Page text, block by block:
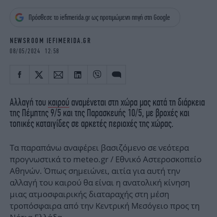
OSCARS
THE OCEAN
Πρόσθεσε το iefimerida.gr ως προτιμώμενη πηγή στη Google
NEWSROOM IEFIMERIDA.GR
08/05/2024 12:58
Αλλαγή του καιρού αναμένεται στη χώρα μας κατά τη διάρκεια
της Πέμπτης 9/5 και της Παρασκευής 10/5, με βροχές και
τοπικές καταιγίδες σε αρκετές περιοχές της χώρας.
Τα παραπάνω αναφέρει βασιζόμενο σε νεότερα
προγνωστικά το meteo.gr / Εθνικό Αστεροσκοπείο
Αθηνών. Όπως σημειώνει, αιτία για αυτή την
αλλαγή του καιρού θα είναι η ανατολική κίνηση
μιας ατμοσφαιρικής διαταραχής στη μέση
τροπόσφαιρα από την Κεντρική Μεσόγειο προς τη